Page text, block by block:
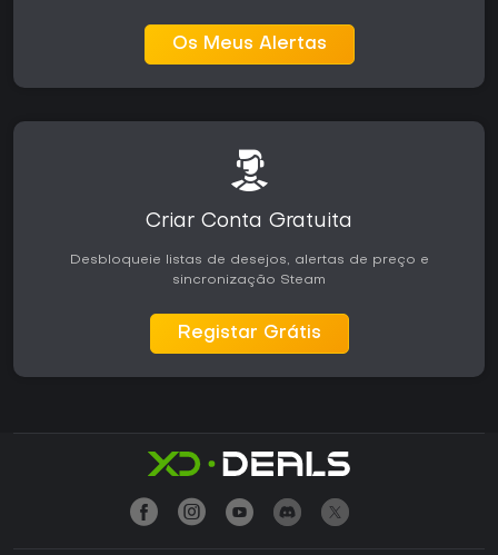
Os Meus Alertas
Criar Conta Gratuita
Desbloqueie listas de desejos, alertas de preço e
sincronização Steam
Registar Grátis